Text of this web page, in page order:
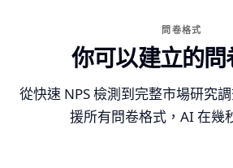
問卷格式
你可以建立的
從快速 NPS 檢測到完整市場研究
援所有問卷格式，AI 在幾